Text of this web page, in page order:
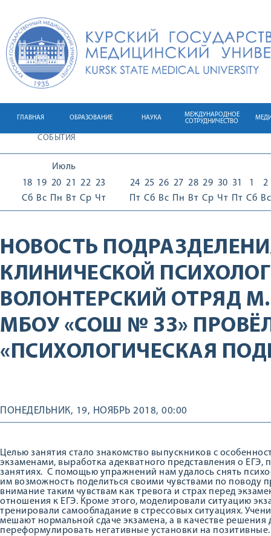
ГЛАВНАЯ ОБРАЗОВАНИЕ НАУКА
МЕЖДУНАРОДНОЕ
СОТРУДНИЧЕСТВО
СОБЫТИЯ
Июль
18
Сб
19
Вс
20
Пн
21
Вт
22
Ср
23
Чт
24
Пт
25
Сб
26
Вс
27
Пн
28
Вт
29
Ср
30
Чт
31
Пт
1
Сб
2
Вс
НОВОСТЬ
КЛИНИЧЕСКОЙ
ВОЛОНТЕРСКИЙ ОТРЯД
МБОУ «СОШ № 33»
«ПСИХОЛОГИЧЕСКАЯ
ПОНЕДЕЛЬНИК, 19, НОЯБРЬ 2018, 00:00
Целью занятия стало знакомство выпускников с
экзаменами, выработка адекватного представления о
занятиях. С помощью упражнений нам удалось снять
им возможность поделиться своими чувствами по поводу
внимание таким чувствам как тревога и страх перед
отношения к ЕГЭ. Кроме этого, моделировали ситуацию
тренировали самообладание в стрессовых ситуациях.
мешают нормальной сдаче экзамена, а в качестве
переформулировать негативные установки на позитивные.